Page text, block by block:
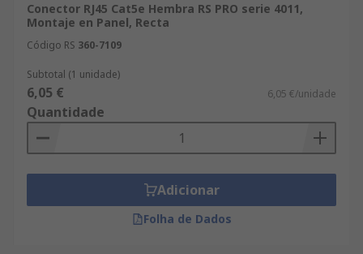
Conector RJ45 Cat5e Hembra RS PRO serie 4011,
Montaje en Panel, Recta
Código RS 360-7109
Subtotal (1 unidade)
6,05 € 6,05 €/unidade
Quantidade
Adicionar
Folha de Dados